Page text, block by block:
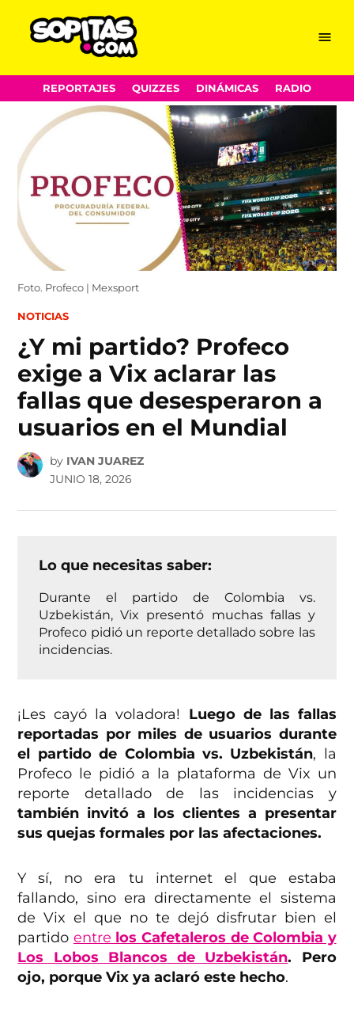
Skip
to
content
Menu
REPORTAJES QUIZZES DINÁMICAS RADIO
Foto. Profeco | Mexsport
POSTED
NOTICIAS
¿Y mi partido? Profeco
exige a Vix aclarar las
fallas que desesperaron a
usuarios en el Mundial
by IVAN JUAREZ
JUNIO 18, 2026
Lo que necesitas saber:
Durante el partido de Colombia vs.
Uzbekistán, Vix presentó muchas fallas y
Profeco pidió un reporte detallado sobre las
incidencias.
¡Les cayó la voladora! Luego de las fallas
reportadas por miles de usuarios durante
el partido de Colombia vs. Uzbekistán, la
Profeco le pidió a la plataforma de Vix un
reporte detallado de las incidencias y
también invitó a los clientes a presentar
sus quejas formales por las afectaciones.
Y sí, no era tu internet el que estaba
fallando, sino era directamente el sistema
de Vix el que no te dejó disfrutar bien el
partido entre los Cafetaleros de Colombia y
Los Lobos Blancos de Uzbekistán. Pero
ojo, porque Vix ya aclaró este hecho.